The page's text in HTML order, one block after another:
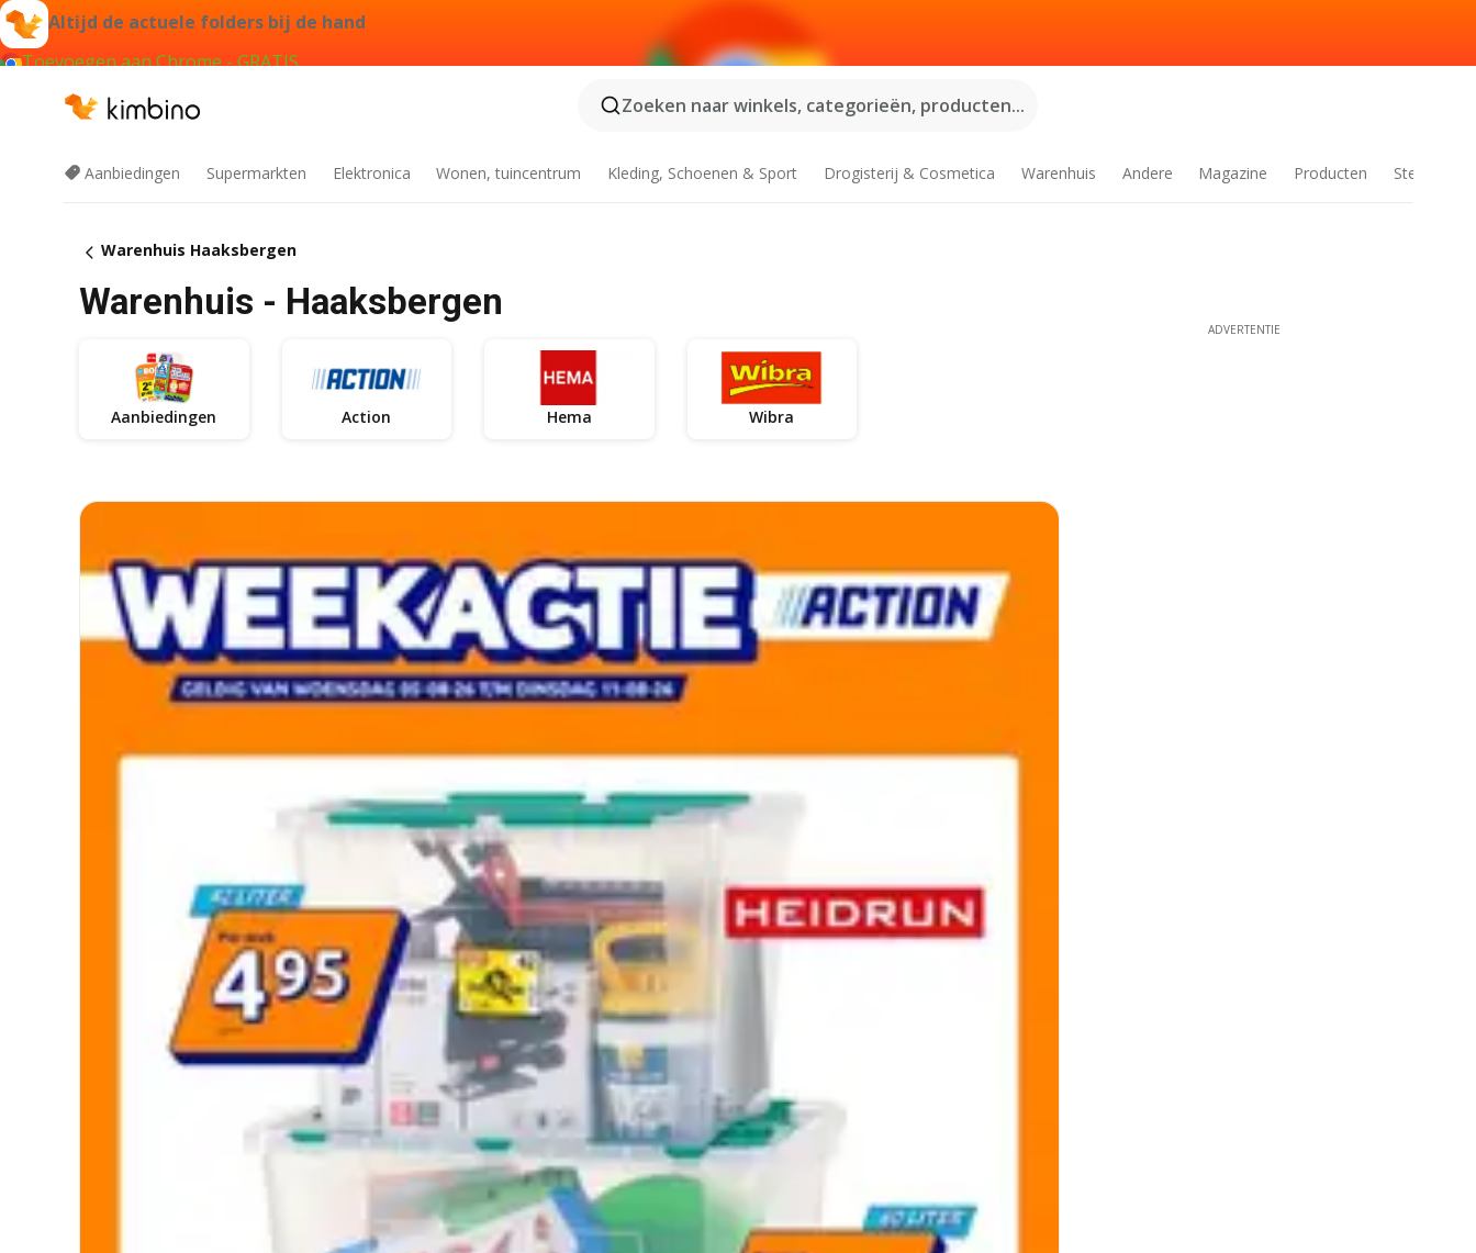
Altijd de actuele folders bij de hand
Toevoegen aan Chrome - GRATIS
Zoeken naar winkels, categorieën, producten...
Aanbiedingen Supermarkten Elektronica Wonen, tuincentrum Kleding, Schoenen & Sport Drogisterij & Cosmetica Warenhuis Andere Magazine Producten Steden
Warenhuis Haaksbergen
Warenhuis - Haaksbergen
Aanbiedingen Action Hema Wibra
ADVERTENTIE